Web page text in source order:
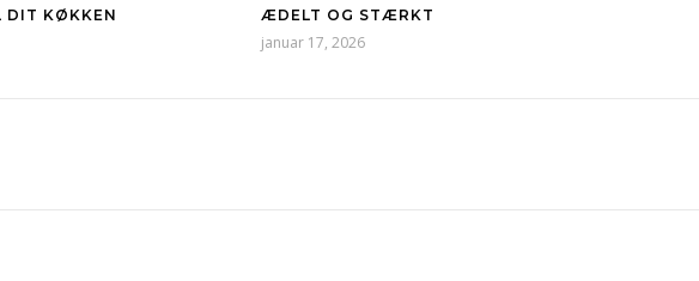
DIT KØKKEN
ÆDELT OG STÆRKT
januar 17, 2026